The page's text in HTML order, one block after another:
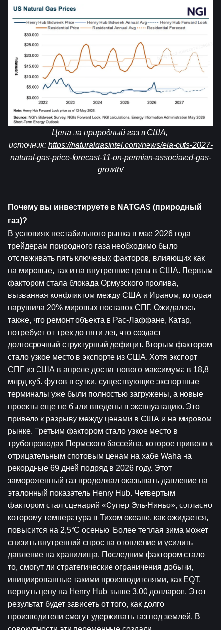
Цена на природный газ в США,
источник: https://naturalgasintel.com/news/eia-cuts-2027-
natural-gas-price-forecast-11-on-permian-associated-gas-
growth/
Почему вы инвестируете в NATGAS (природный
газ)?
В условиях нестабильного рынка в мае 2026 года
трейдерам природного газа необходимо было
отслеживать пять ключевых факторов, влияющих как
на мировые, так и на внутренние цены в США. Первым
фактором стала блокада Ормузского пролива,
вызванная конфликтом между США и Ираном, которая
нарушила 20% мировых поставок СПГ. Ожидалось
также, что ремонт объекта в Рас-Лаффане, Катар,
потребует от трех до пяти лет, что создаст
долгосрочный структурный дефицит. Вторым фактором
стало узкое место в экспорте из США. Хотя экспорт
СПГ из США в апреле достиг нового максимума в 18,8
млрд куб. футов в сутки, существующие экспортные
терминалы уже были полностью загружены, а новые
проекты еще не были введены в эксплуатацию. Это
привело к разрыву между ценами в США и на мировом
рынке. Третьим фактором стало узкое место в
трубопроводах Пермского бассейна, которое привело к
отрицательным спотовым ценам на хабе Waha на
рекордные 69 дней подряд в 2026 году. Этот
замороженный газ продолжал оказывать давление на
эталонный показатель Henry Hub. Четвертым
фактором стал сценарий «Супер Эль-Ниньо», согласно
которому температура в Тихом океане, как ожидается,
повысится на 2,5°C осенью. Более теплая зима может
снизить внутренний спрос на отопление и усилить
давление на хранилища. Последним фактором стало
то, смогут ли стратегические ограничения добычи,
инициированные такими производителями, как EQT,
вернуть цену на Henry Hub выше 3,00 долларов. Этот
результат будет зависеть от того, как долго
производители смогут удерживать газ под землей. В